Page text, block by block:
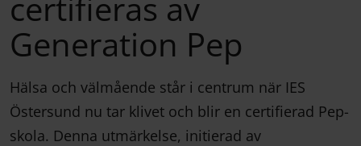
Generation Pep
Hälsa och välmående står i centrum när IES
Östersund nu tar klivet och blir en certifierad Pep-
skola. Denna utmärkelse, initierad av